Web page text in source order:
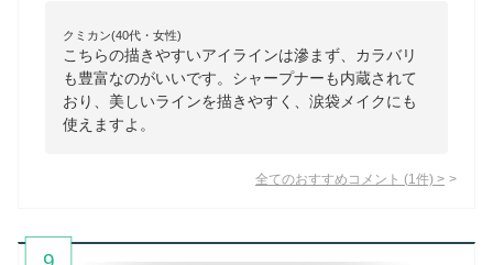
クミカン(40代・女性)
こちらの描きやすいアイラインは滲まず、カラバリ
も豊富なのがいいです。シャープナーも内蔵されて
おり、美しいラインを描きやすく、涙袋メイクにも
使えますよ。
全てのおすすめコメント (1 件) >